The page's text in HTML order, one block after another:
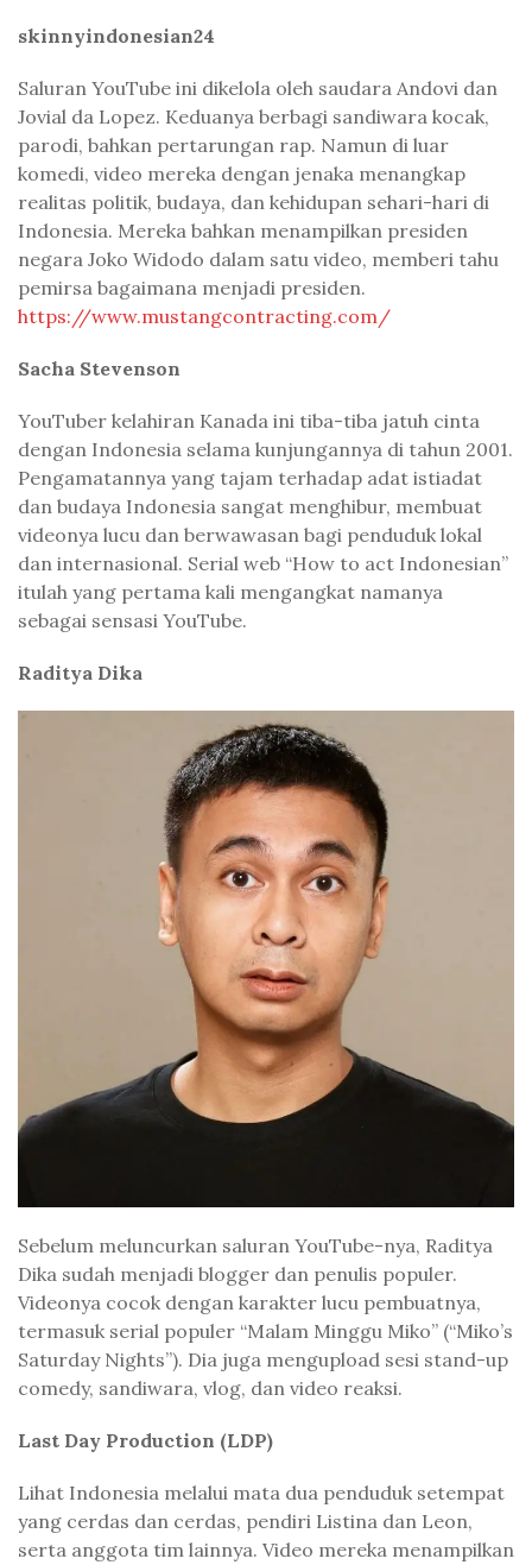
skinnyindonesian24
Saluran YouTube ini dikelola oleh saudara Andovi dan
Jovial da Lopez. Keduanya berbagi sandiwara kocak,
parodi, bahkan pertarungan rap. Namun di luar
komedi, video mereka dengan jenaka menangkap
realitas politik, budaya, dan kehidupan sehari-hari di
Indonesia. Mereka bahkan menampilkan presiden
negara Joko Widodo dalam satu video, memberi tahu
pemirsa bagaimana menjadi presiden.
https://www.mustangcontracting.com/
Sacha Stevenson
YouTuber kelahiran Kanada ini tiba-tiba jatuh cinta
dengan Indonesia selama kunjungannya di tahun 2001.
Pengamatannya yang tajam terhadap adat istiadat
dan budaya Indonesia sangat menghibur, membuat
videonya lucu dan berwawasan bagi penduduk lokal
dan internasional. Serial web “How to act Indonesian”
itulah yang pertama kali mengangkat namanya
sebagai sensasi YouTube.
Raditya Dika
Sebelum meluncurkan saluran YouTube-nya, Raditya
Dika sudah menjadi blogger dan penulis populer.
Videonya cocok dengan karakter lucu pembuatnya,
termasuk serial populer “Malam Minggu Miko” (“Miko’s
Saturday Nights”). Dia juga mengupload sesi stand-up
comedy, sandiwara, vlog, dan video reaksi.
Last Day Production (LDP)
Lihat Indonesia melalui mata dua penduduk setempat
yang cerdas dan cerdas, pendiri Listina dan Leon,
serta anggota tim lainnya. Video mereka menampilkan